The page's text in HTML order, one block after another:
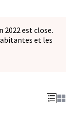
2022 est close.
et les